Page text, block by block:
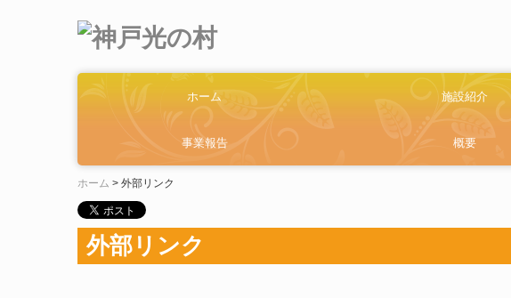
ホーム 施設紹介
生活紹介
作業紹介
事業報告 概要
ホーム 外部リンク
外部リンク